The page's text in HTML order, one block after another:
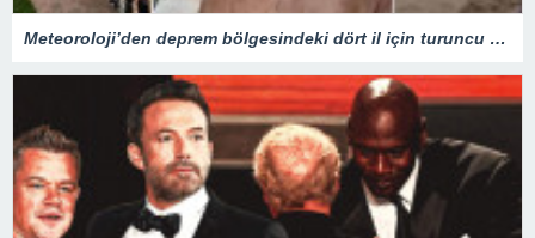
Meteoroloji’den deprem bölgesindeki dört il için turuncu kod alarmı